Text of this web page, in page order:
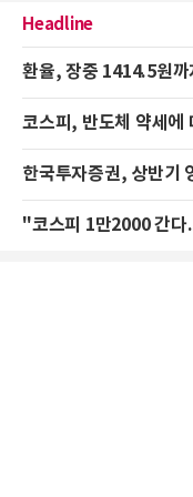
Headline
환율, 장중 1414.5원까
코스피, 반도체 약세에
한국투자증권, 상반기
"코스피 1만2000 간다